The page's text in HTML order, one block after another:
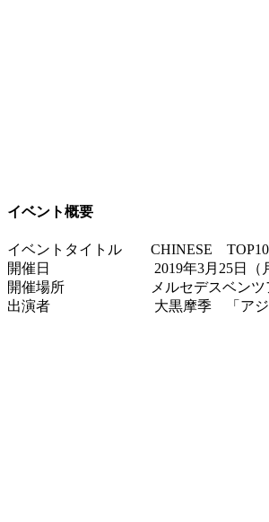
イベント概要
イベントタイトル CHINESE TOP10
開催日 2019年3月25日（月
開催場所 メルセデスベンツア
出演者 大黒摩季 「アジア風雲